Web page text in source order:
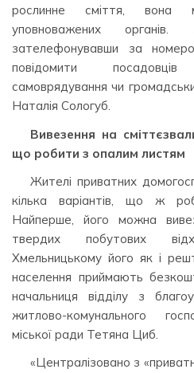
рослинне сміття, вона
уповноважених
зателефонувавши за
повідомити
самоврядування чи
Наталія Сологуб.
Вивезення на
що робити з опалим листям
Жителі приватних
кілька варіантів, що ж
Найперше, його можна
твердих побутових
Хмельницькому його як і
населення приймають
начальниця відділу з
житлово-комунального
міської ради Тетяна Циб.
«Централізовано з